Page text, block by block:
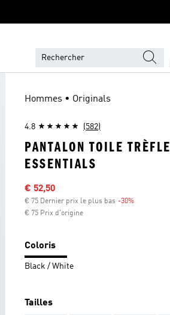
Hommes • Originals
4.8 (582)
PANTALON TOILE TRÈFLE
ESSENTIALS
Sale price
€ 52,50
€ 75 Dernier prix le plus bas -30%
€ 75 Prix d'origine
Coloris
Black / White
Tailles